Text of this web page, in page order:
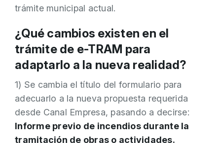
trámite municipal actual.
¿Qué cambios existen en el
trámite de e-TRAM para
adaptarlo a la nueva realidad?
1) Se cambia el título del formulario para
adecuarlo a la nueva propuesta requerida
desde Canal Empresa, pasando a decirse:
Informe previo de incendios durante la
tramitación de obras o actividades.